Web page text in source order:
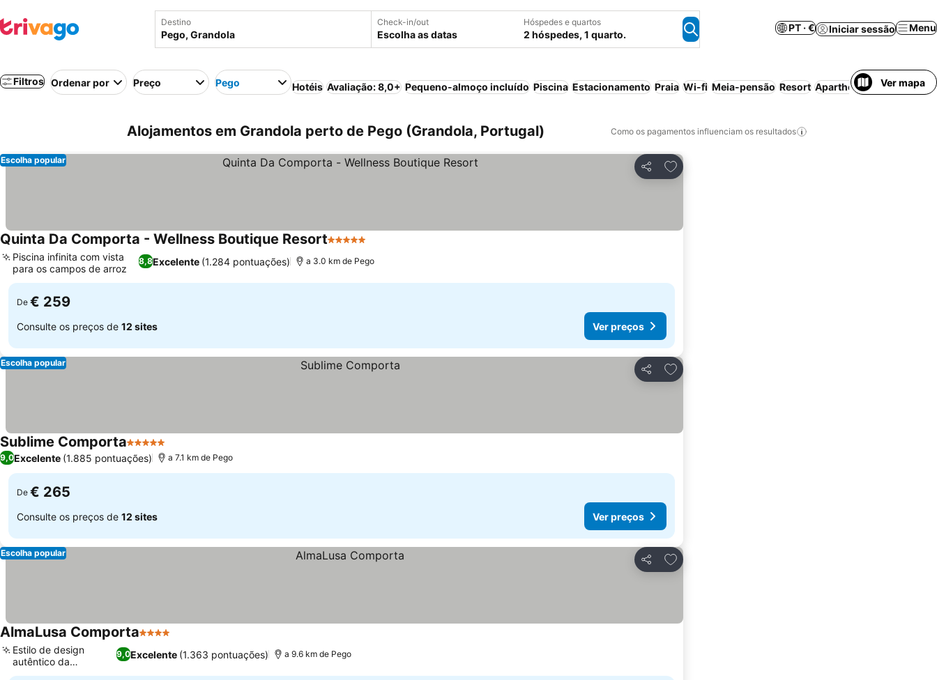
Destino Check-in/out
Escolha as datas
Hóspedes e quartos
2 hóspedes, 1 quarto.
PT · € Iniciar sessão Menu
Filtros Ordenar por Preço Pego Hotéis Avaliação: 8,0+ Pequeno-almoço incluído Piscina Estacionamento Praia Wi-fi Meia-pensão Resort Aparthotel Animais
Ver mapa
Alojamentos em Grandola perto de Pego (Grandola, Portugal) Como os pagamentos influenciam os resultados
Partilhar
Adicionar aos favoritos
Escolha popular
Quinta Da Comporta - Wellness Boutique Resort5 Estrelas
8,8Excelente (1.284 pontuações)
Piscina infinita com vista
para os campos de arroz
a 3.0 km de Pego
De € 259
Consulte os preços de 12 sites Ver preços
Partilhar
Adicionar aos favoritos
Escolha popular
Sublime Comporta5 Estrelas
9,0Excelente (1.885 pontuações) a 7.1 km de Pego
De € 265
Consulte os preços de 12 sites Ver preços
Partilhar
Adicionar aos favoritos
Escolha popular
AlmaLusa Comporta4 Estrelas
9,0Excelente (1.363 pontuações)
Estilo de design
autêntico da
Comporta
a 9.6 km de Pego